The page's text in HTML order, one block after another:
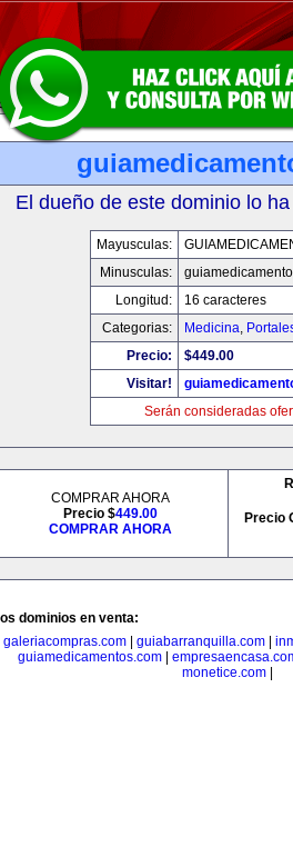
El dueño de este dominio lo
Mayusculas:
Minusculas:
Longitud:
16 caracteres
Categorias:
Medicina,
Precio:
$449.00
Visitar!
Serán consideradas
COMPRAR AHORA
Precio $449.00
COMPRAR AHORA
Precio
dominios en venta:
galeriacompras.com
guiabarranquilla.com
guiamedicamentos.com|
monetice.com